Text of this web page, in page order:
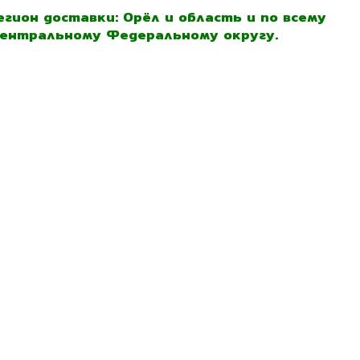
доставки: Орёл и область и по всему
Федеральному округу.